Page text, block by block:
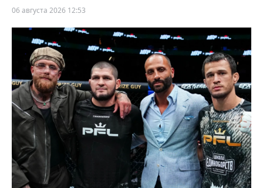
06 августа 2026 12:53